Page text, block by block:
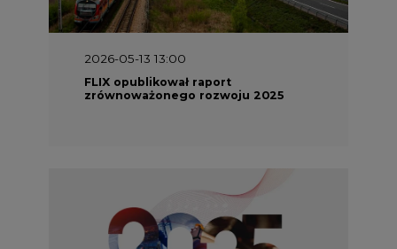
2026-05-13 13:00
FLIX opublikował raport
zrównoważonego rozwoju 2025